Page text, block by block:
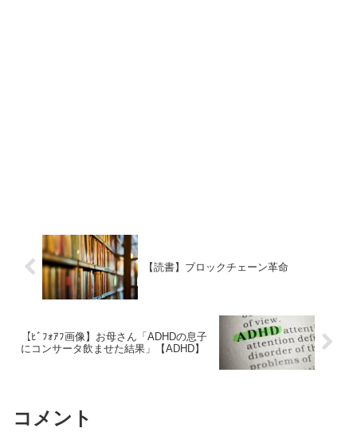
【読書】ブロックチェーン革命
【ﾋﾞﾌｫｱﾌ画像】お母さん「ADHDの息子
にコンサータ飲ませた結果」【ADHD】
コメント